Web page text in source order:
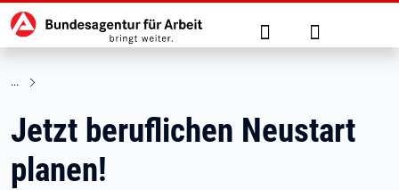
zu den Hauptinhalten springen
Hauptnavigation Suche Anmelden
Jetzt beruflichen Neustart
planen!